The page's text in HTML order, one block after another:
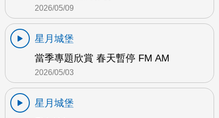
2026/05/09
星月城堡
當季專題欣賞 春天暫停 FM AM
2026/05/03
星月城堡